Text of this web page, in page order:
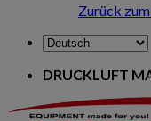
Zurück
DRUCKLUFT